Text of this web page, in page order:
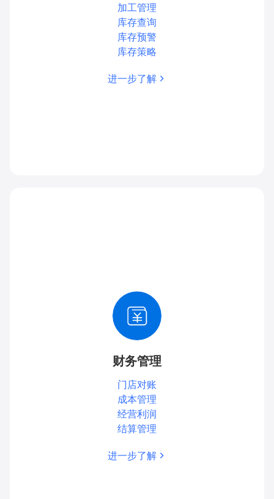
加工管理
库存查询
库存预警
库存策略
进一步了解
财务管理
门店对账
成本管理
经营利润
结算管理
进一步了解